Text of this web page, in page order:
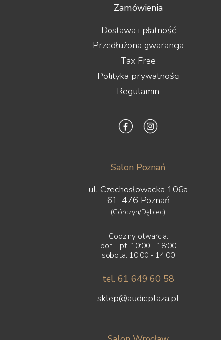
Zamówienia
Dostawa i płatność
Przedłużona gwarancja
Tax Free
Polityka prywatności
Regulamin
Salon Poznań
ul. Czechosłowacka 106a
61-476 Poznań
(Górczyn/Dębiec)
Godziny otwarcia:
pon - pt: 10:00 - 18:00
sobota: 10:00 - 14:00
tel. 61 649 60 58
sklep@audioplaza.pl